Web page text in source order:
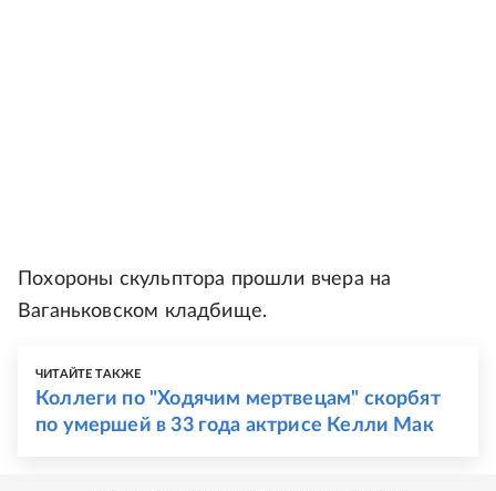
Похороны скульптора прошли вчера на
Ваганьковском кладбище.
ЧИТАЙТЕ ТАКЖЕ
Коллеги по "Ходячим мертвецам" скорбят
по умершей в 33 года актрисе Келли Мак